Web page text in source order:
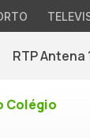
RTP Antena
Colégio